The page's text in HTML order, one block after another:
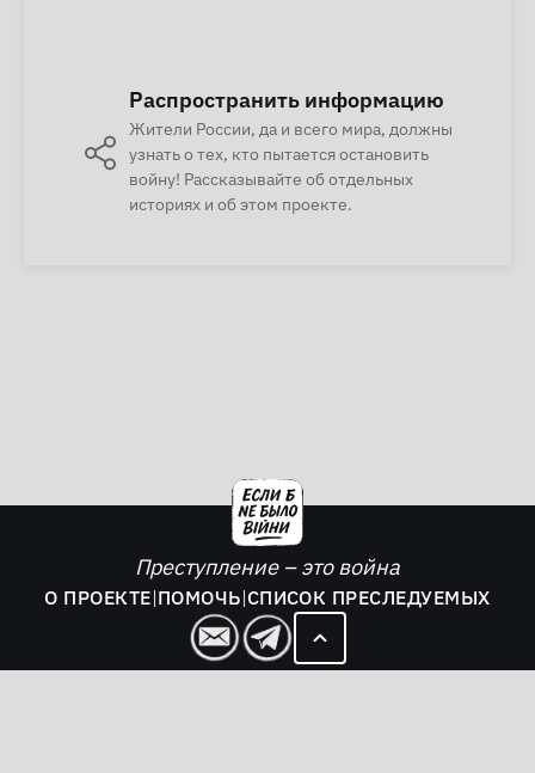
Распространить информацию
Жители России, да и всего мира, должны
узнать о тех, кто пытается остановить
войну! Рассказывайте об отдельных
историях и об этом проекте.
Преступление – это война
О ПРОЕКТЕ|ПОМОЧЬ|СПИСОК ПРЕСЛЕДУЕМЫХ